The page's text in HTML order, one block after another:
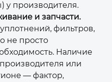
у производителя.
и запчасти.
фильтров,
не просто
Наличие
или
— фактор,